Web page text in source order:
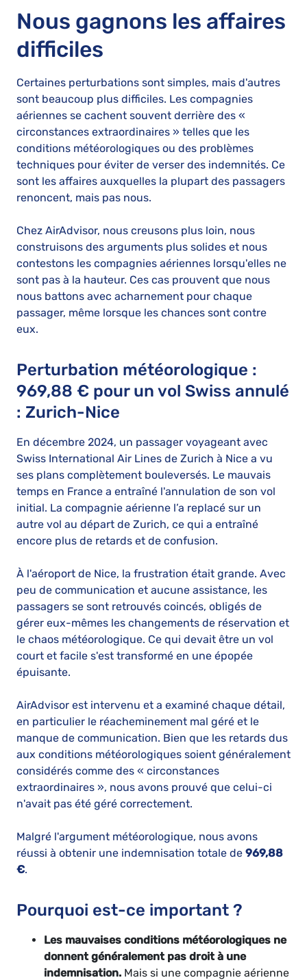
Nous gagnons les affaires
difficiles
Certaines perturbations sont simples, mais d'autres
sont beaucoup plus difficiles. Les compagnies
aériennes se cachent souvent derrière des «
circonstances extraordinaires » telles que les
conditions météorologiques ou des problèmes
techniques pour éviter de verser des indemnités. Ce
sont les affaires auxquelles la plupart des passagers
renoncent, mais pas nous.
Chez AirAdvisor, nous creusons plus loin, nous
construisons des arguments plus solides et nous
contestons les compagnies aériennes lorsqu'elles ne
sont pas à la hauteur. Ces cas prouvent que nous
nous battons avec acharnement pour chaque
passager, même lorsque les chances sont contre
eux.
Perturbation météorologique :
969,88 € pour un vol Swiss annulé
: Zurich-Nice
En décembre 2024, un passager voyageant avec
Swiss International Air Lines de Zurich à Nice a vu
ses plans complètement bouleversés. Le mauvais
temps en France a entraîné l'annulation de son vol
initial. La compagnie aérienne l’a replacé sur un
autre vol au départ de Zurich, ce qui a entraîné
encore plus de retards et de confusion.
À l'aéroport de Nice, la frustration était grande. Avec
peu de communication et aucune assistance, les
passagers se sont retrouvés coincés, obligés de
gérer eux-mêmes les changements de réservation et
le chaos météorologique. Ce qui devait être un vol
court et facile s'est transformé en une épopée
épuisante.
AirAdvisor est intervenu et a examiné chaque détail,
en particulier le réacheminement mal géré et le
manque de communication. Bien que les retards dus
aux conditions météorologiques soient généralement
considérés comme des « circonstances
extraordinaires », nous avons prouvé que celui-ci
n'avait pas été géré correctement.
Malgré l'argument météorologique, nous avons
réussi à obtenir une indemnisation totale de 969,88
€.
Pourquoi est-ce important ?
Les mauvaises conditions météorologiques ne
donnent généralement pas droit à une
indemnisation. Mais si une compagnie aérienne